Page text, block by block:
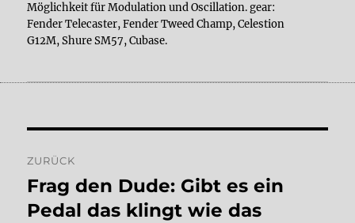
Möglichkeit für Modulation und Oscillation. gear:
Fender Telecaster, Fender Tweed Champ, Celestion
G12M, Shure SM57, Cubase.
ZURÜCK
Vorheriger
Beitrag:
Frag den Dude: Gibt es ein
Pedal das klingt wie das